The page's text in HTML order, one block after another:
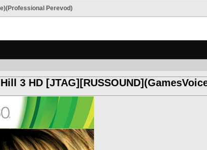
Perevod)
3 HD